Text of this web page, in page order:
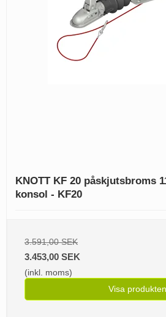
KNOTT KF 20 påskjutsbroms
konsol - KF20
3.591,00 SEK
3.453,00 SEK
(inkl. moms)
Visa produkten